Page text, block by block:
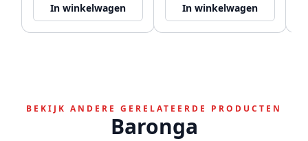
In winkelwagen In winkelwagen
BEKIJK ANDERE GERELATEERDE PRODUCTEN
Baronga